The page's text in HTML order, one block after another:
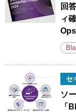
回
ィ
セ
ソ
「